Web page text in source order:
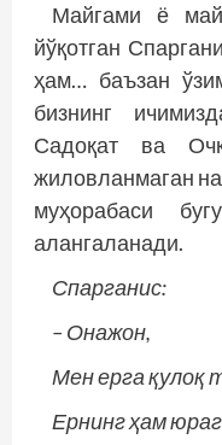
Майгами ё
йўқотган
ҳам… баъзан
бизнинг
Садоқат ва
жиловланмаган
муҳорабаси
алангаланади.
Спарганис:
– Онажон,
Мен ерга қулоқ
Ернинг ҳам